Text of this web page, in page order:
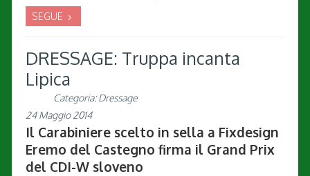
SEGUE
DRESSAGE: Truppa incanta
Lipica
Categoria:Dressage
24 Maggio 2014
Il Carabiniere scelto in sella a Fixdesign
Eremo del Castegno firma il Grand Prix
del CDI-W sloveno